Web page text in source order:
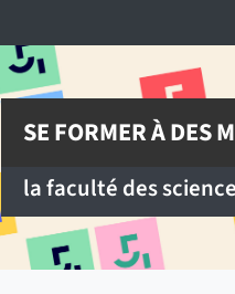
SE FORMER À DES
la faculté des